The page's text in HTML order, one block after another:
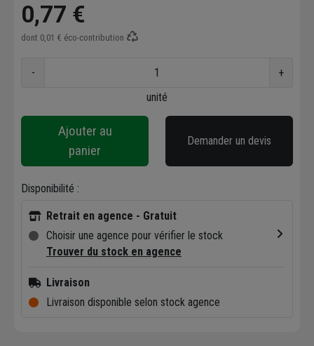
0,77 €
dont 0,01 € éco-contribution
-
+
unité
Ajouter au
panier
Demander un devis
Disponibilité :
Retrait en agence - Gratuit
Choisir une agence pour vérifier le stock
Trouver du stock en agence
Livraison
Livraison disponible selon stock agence